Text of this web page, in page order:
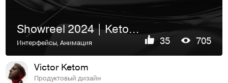
Showreel 2024 | Ketom Digital
Интерфейсы,Анимация 35 705
Victor Ketom
Продуктовый дизайн